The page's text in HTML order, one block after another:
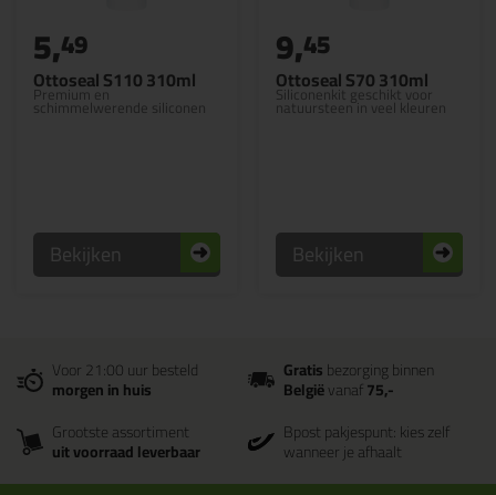
Ottoseal S110 310ml
Premium en
schimmelwerende siliconen
5,49
Bekijken
Ottoseal S70 310ml
Siliconenkit geschikt voor
natuursteen in veel kleuren
9,45
Bekijken
Voor 21:00 uur besteld
morgen in huis
Gratisbezorging binnen
Belgiëvanaf75,-
Grootste assortiment
uit voorraad leverbaar
Bpost pakjespunt: kies zelf
wanneer je afhaalt